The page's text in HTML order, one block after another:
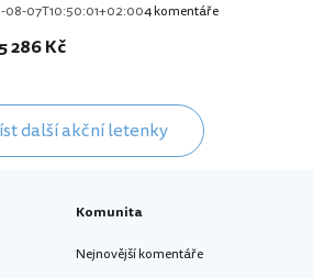
08-07T10:50:01+02:004 komentáře
286 Kč
další akční letenky
Komunita
Nejnovější komentáře